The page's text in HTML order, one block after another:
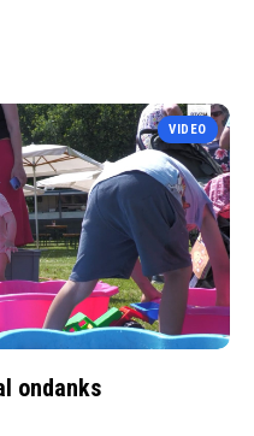
VIDEO
ondanks